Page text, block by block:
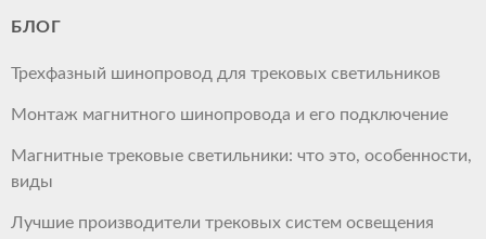
БЛОГ
Трехфазный шинопровод для трековых светильников
Монтаж магнитного шинопровода и его подключение
Магнитные трековые светильники: что это, особенности,
виды
Лучшие производители трековых систем освещения